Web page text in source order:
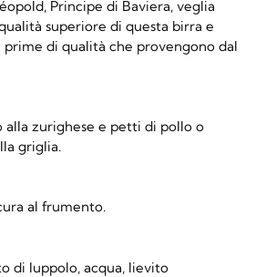
Principe di Baviera, veglia
superiore di questa birra e
di qualità che provengono dal
zurighese e petti di pollo o
griglia.
al frumento.
di luppolo, acqua, lievito